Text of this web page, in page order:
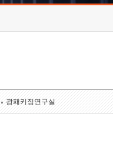
호남권연구본부
기획본부
광패키징연구실